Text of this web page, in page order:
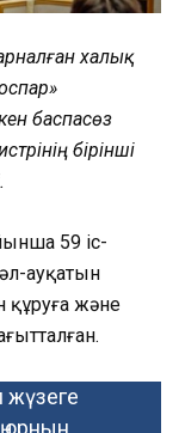
халық
баспасөз
бірінші
59 іс-
ауқатын
және
жүзеге
орнын